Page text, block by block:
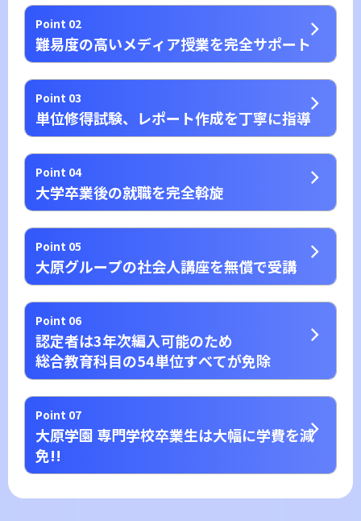
Point 02
難易度の高いメディア授業を完全サポート
Point 03
単位修得試験、レポート作成を丁寧に指導
Point 04
大学卒業後の就職を完全斡旋
Point 05
大原グループの社会人講座を無償で受講
Point 06
認定者は3年次編入可能のため
総合教育科目の54単位すべてが免除
Point 07
大原学園 専門学校卒業生は大幅に学費を減
免!!